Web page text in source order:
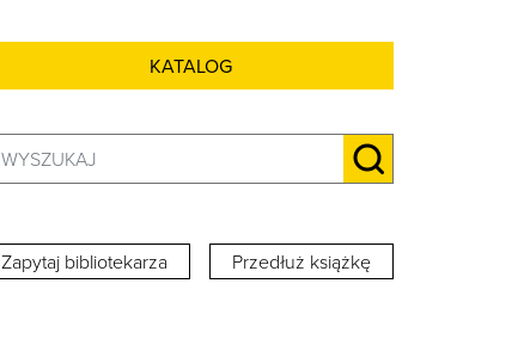
KATALOG
SZUKAJ
Zapytaj bibliotekarza Przedłuż książkę